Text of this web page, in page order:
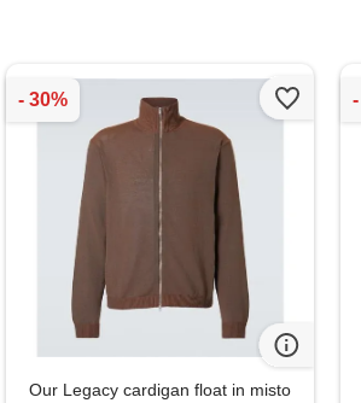
Our Legacy cardigan float in misto